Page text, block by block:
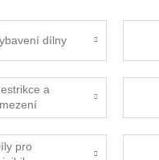
dílny
a
pro